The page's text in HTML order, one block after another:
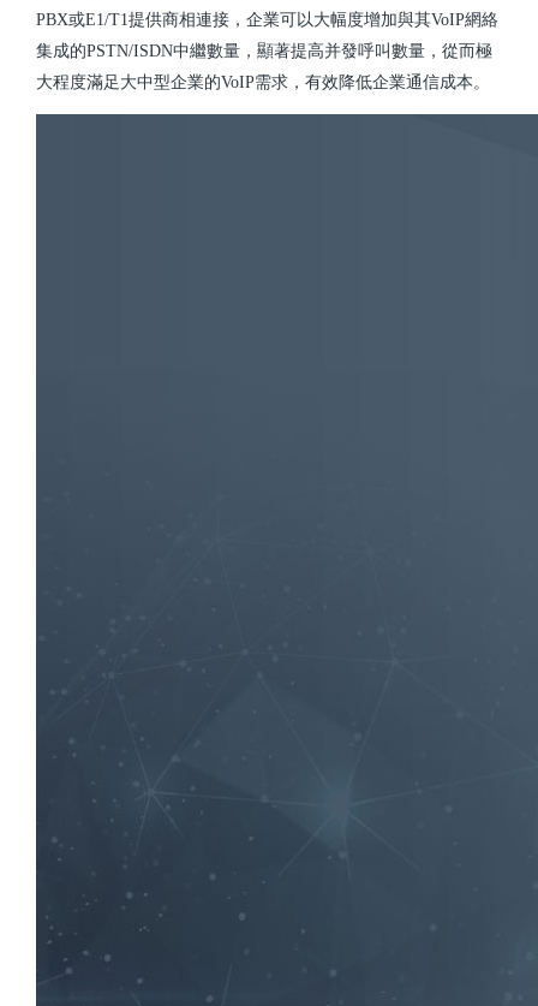
PBX或E1/T1提供商相連接，企業可以大幅度增加與其VoIP網絡
集成的PSTN/ISDN中繼數量，顯著提高并發呼叫數量，從而極
大程度滿足大中型企業的VoIP需求，有效降低企業通信成本。